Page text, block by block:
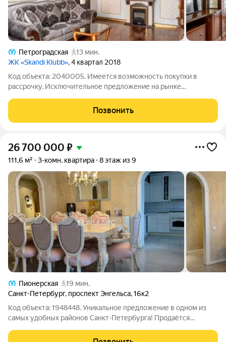
Петроградская
13 мин.
ЖК «Skandi Klubb», 4 квартал 2018
Код объекта: 2040005. Имеется возможность покупки в
рассрочку. Исключительное предложение на рынке
квартира площадью 87 кв. м на Аптекарском проспекте 18. Эта
просторная и светлая квартира в
Позвонить
26 700 000 ₽
111,6 м² 3-комн. квартира 8 этаж из 9
Пионерская
19 мин.
Санкт-Петербург, проспект Энгельса,16к2
Код объекта: 1948448. Уникальное предложение в одном из
самых удобных районов Санкт-Петербурга! Продаётся
Энгельса, 16к2. Эта просторная квартира с дизайнерским